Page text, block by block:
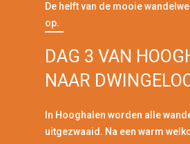
De helft van de mooie
op.
DAG 3 VAN
NAAR
In Hooghalen worden alle
uitgezwaaid. Na een warm